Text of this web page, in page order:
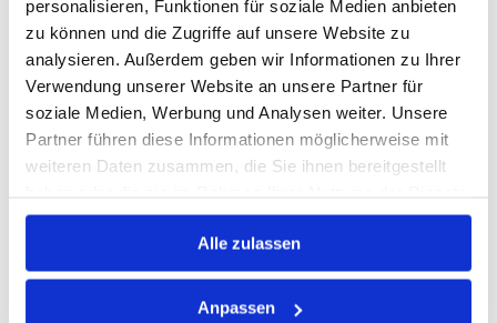
personalisieren, Funktionen für soziale Medien anbieten
zu können und die Zugriffe auf unsere Website zu
analysieren. Außerdem geben wir Informationen zu Ihrer
Verwendung unserer Website an unsere Partner für
soziale Medien, Werbung und Analysen weiter. Unsere
Partner führen diese Informationen möglicherweise mit
weiteren Daten zusammen, die Sie ihnen bereitgestellt
gesammelt haben.
Alle zulassen
Anpassen
Losgröße 100
Nicht auf Lager
Print
PRODUKTBESCHREIBUNG